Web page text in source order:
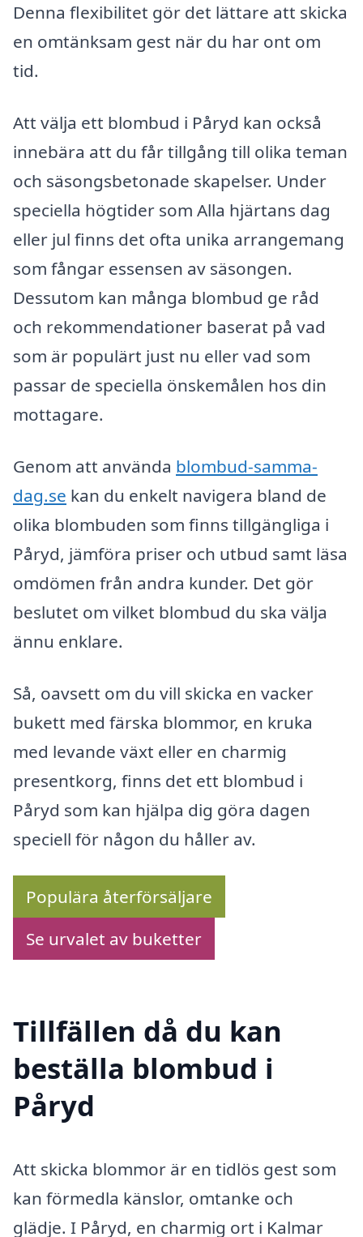
Denna flexibilitet gör det lättare att skicka
en omtänksam gest när du har ont om
tid.
Att välja ett blombud i Påryd kan också
innebära att du får tillgång till olika teman
och säsongsbetonade skapelser. Under
speciella högtider som Alla hjärtans dag
eller jul finns det ofta unika arrangemang
som fångar essensen av säsongen.
Dessutom kan många blombud ge råd
och rekommendationer baserat på vad
som är populärt just nu eller vad som
passar de speciella önskemålen hos din
mottagare.
Genom att använda blombud-samma-
dag.se kan du enkelt navigera bland de
olika blombuden som finns tillgängliga i
Påryd, jämföra priser och utbud samt läsa
omdömen från andra kunder. Det gör
beslutet om vilket blombud du ska välja
ännu enklare.
Så, oavsett om du vill skicka en vacker
bukett med färska blommor, en kruka
med levande växt eller en charmig
presentkorg, finns det ett blombud i
Påryd som kan hjälpa dig göra dagen
speciell för någon du håller av.
Populära återförsäljare
Se urvalet av buketter
Tillfällen då du kan
beställa blombud i
Påryd
Att skicka blommor är en tidlös gest som
kan förmedla känslor, omtanke och
glädje. I Påryd, en charmig ort i Kalmar